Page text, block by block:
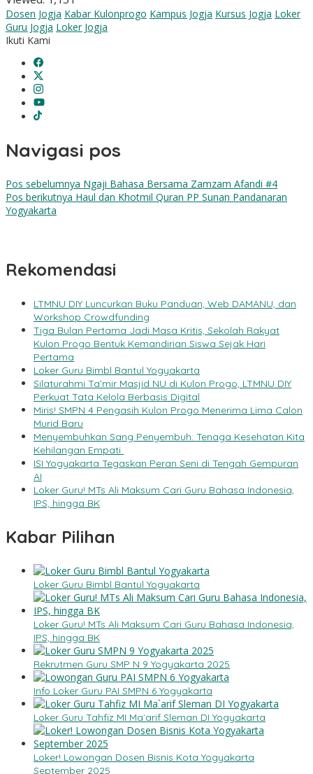
Dosen Jogja Kabar Kulonprogo Kampus Jogja Kursus Jogja Loker
Guru Jogja Loker Jogja
Ikuti Kami
Navigasi pos
Pos sebelumnya Ngaji Bahasa Bersama Zamzam Afandi #4
Pos berikutnya Haul dan Khotmil Quran PP Sunan Pandanaran
Yogyakarta
Rekomendasi
LTMNU DIY Luncurkan Buku Panduan, Web DAMANU, dan
Workshop Crowdfunding
Tiga Bulan Pertama Jadi Masa Kritis, Sekolah Rakyat
Kulon Progo Bentuk Kemandirian Siswa Sejak Hari
Pertama
Loker Guru Bimbl Bantul Yogyakarta
Silaturahmi Ta’mir Masjid NU di Kulon Progo, LTMNU DIY
Perkuat Tata Kelola Berbasis Digital
Miris! SMPN 4 Pengasih Kulon Progo Menerima Lima Calon
Murid Baru
Menyembuhkan Sang Penyembuh: Tenaga Kesehatan Kita
Kehilangan Empati
ISI Yogyakarta Tegaskan Peran Seni di Tengah Gempuran
AI
Loker Guru! MTs Ali Maksum Cari Guru Bahasa Indonesia,
IPS, hingga BK
Kabar Pilihan
Loker Guru Bimbl Bantul Yogyakarta
Loker Guru! MTs Ali Maksum Cari Guru Bahasa Indonesia,
IPS, hingga BK
Rekrutmen Guru SMP N 9 Yogyakarta 2025
Info Loker Guru PAI SMPN 6 Yogyakarta
Loker Guru Tahfiz MI Ma`arif Sleman DI Yogyakarta
Loker! Lowongan Dosen Bisnis Kota Yogyakarta
September 2025